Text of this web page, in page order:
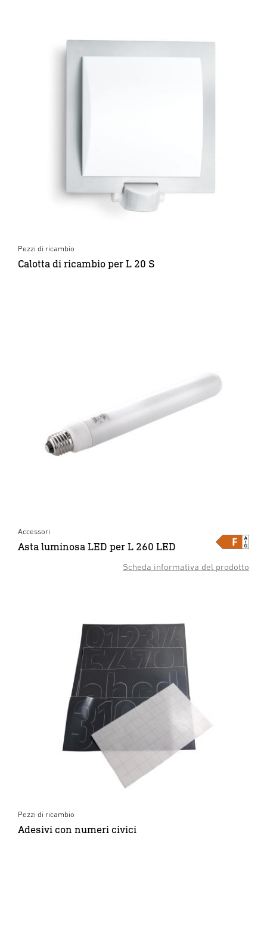
Pezzi di ricambio
Calotta di ricambio per L 20 S
Scheda informativa del prodotto
Accessori
Asta luminosa LED per L 260 LED
Pezzi di ricambio
Adesivi con numeri civici